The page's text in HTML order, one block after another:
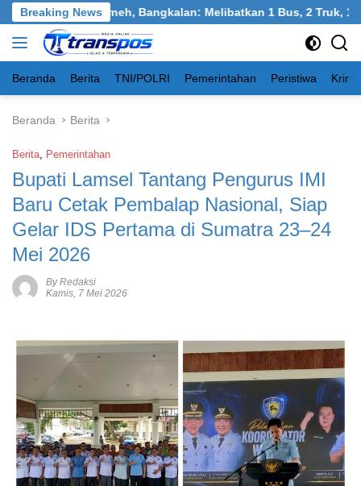
Langsung
ke
konten
Breaking News
Burneh, Bangkalan: Melibatkan 1 Bus, 2 Truk, 1 Mobil,
Beranda Berita TNI/POLRI Pemerintahan Peristiwa
Beranda Berita
Berita, Pemerintahan
Bupati Lamsel Tantang Pengurus IMI
Baru Cetak Pembalap Nasional, Siap
Gelar IDS Pertama di Sumatra 23–24
Mei 2026
By Redaksi
Kamis, 7 Mei 2026